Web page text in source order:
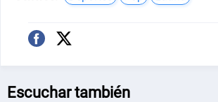
Escuchar también